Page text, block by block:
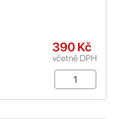
390 Kč
včetně DPH